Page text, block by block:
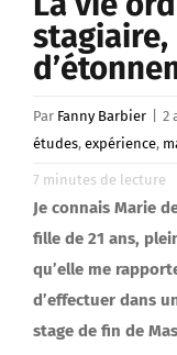
Par Fanny Barbier 2
études, expérience,
7 minutes de lecture
Je connais Marie
fille de 21 ans,
qu’elle me
d’effectuer dans
stage de fin de